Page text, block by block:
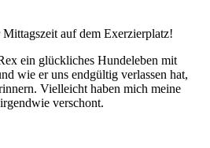
auf dem Exerzierplatz!
ein glückliches Hundeleben mit
wie er uns endgültig verlassen hat,
Vielleicht haben mich meine
verschont.